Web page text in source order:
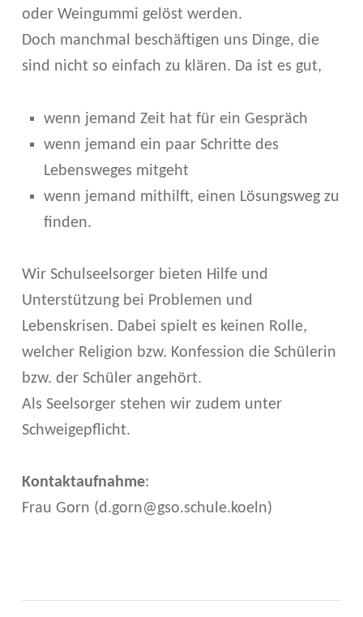
oder Weingummi gelöst werden.
Doch manchmal beschäftigen uns Dinge, die
sind nicht so einfach zu klären. Da ist es gut,
wenn jemand Zeit hat für ein Gespräch
wenn jemand ein paar Schritte des
Lebensweges mitgeht
wenn jemand mithilft, einen Lösungsweg zu
finden.
Wir Schulseelsorger bieten Hilfe und
Unterstützung bei Problemen und
Lebenskrisen. Dabei spielt es keinen Rolle,
welcher Religion bzw. Konfession die Schülerin
bzw. der Schüler angehört.
Als Seelsorger stehen wir zudem unter
Schweigepflicht.
Kontaktaufnahme:
Frau Gorn (d.gorn@gso.schule.koeln)